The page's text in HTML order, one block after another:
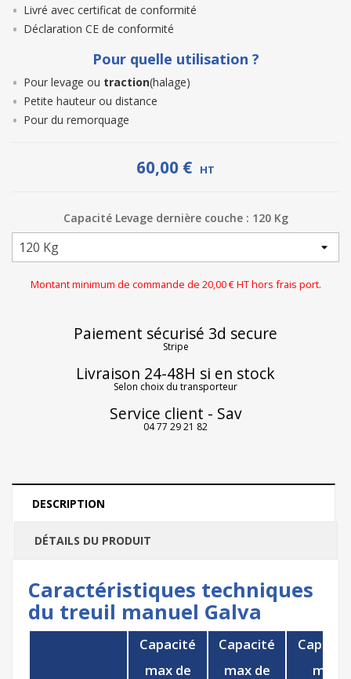
Livré avec certificat de conformité
Déclaration CE de conformité
Pour quelle utilisation ?
Pour levage ou traction(halage)
Petite hauteur ou distance
Pour du remorquage
60,00 € HT
Capacité Levage dernière couche : 120 Kg
Montant minimum de commande de 20,00 € HT hors frais port.
Paiement sécurisé 3d secure
Stripe
Livraison 24-48H si en stock
Selon choix du transporteur
Service client - Sav
04 77 29 21 82
DESCRIPTION
DÉTAILS DU PRODUIT
Caractéristiques techniques
du treuil manuel Galva
Capacité
max de
Capacité
max de
max